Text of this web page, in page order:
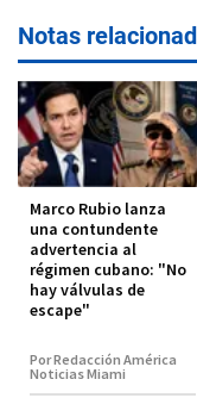
Notas
Marco Rubio lanza
una contundente
advertencia al
régimen cubano: "No
hay válvulas de
escape"
Por Redacción América
Noticias Miami